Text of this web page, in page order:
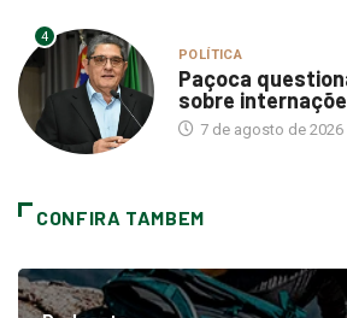
4
POLÍTICA
Paçoca
sobre
7 de agosto de 2026
CONFIRA TAMBEM